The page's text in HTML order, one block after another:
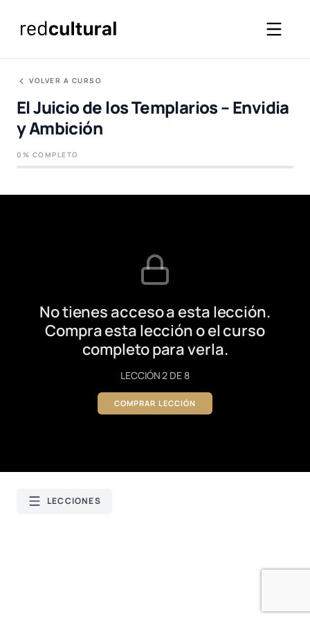
VOLVER A CURSO
El Juicio de los Templarios – Envidia
y Ambición
0% COMPLETO
No tienes acceso a esta lección.
Compra esta lección o el curso
completo para verla.
LECCIÓN 2 DE 8
COMPRAR LECCIÓN
LECCIONES